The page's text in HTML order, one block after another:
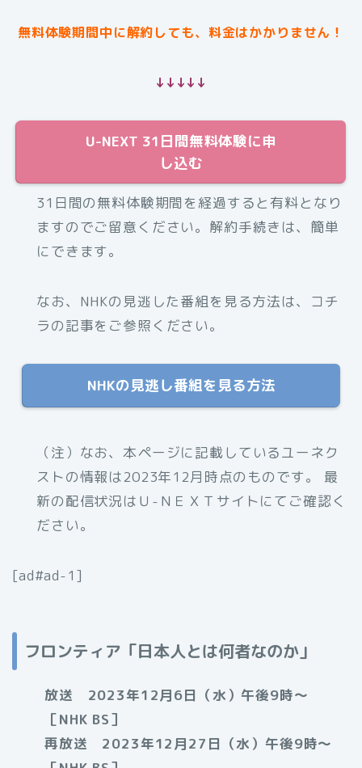
無料体験期間中に解約しても、料金はかかりません！
↓↓↓↓↓
U-NEXT 31日間無料体験に申
し込む
31日間の無料体験期間を経過すると有料となり
ますのでご留意ください。解約手続きは、簡単
にできます。
なお、NHKの見逃した番組を見る方法は、コチ
ラの記事をご参照ください。
NHKの見逃し番組を見る方法
（注）なお、本ページに記載しているユーネク
ストの情報は2023年12月時点のものです。 最
新の配信状況はＵ-ＮＥＸＴサイトにてご確認く
ださい。
[ad#ad-1]
フロンティア「日本人とは何者なのか」
放送 2023年12月6日（水）午後9時〜
［NHK BS］
再放送 2023年12月27日（水）午後9時〜